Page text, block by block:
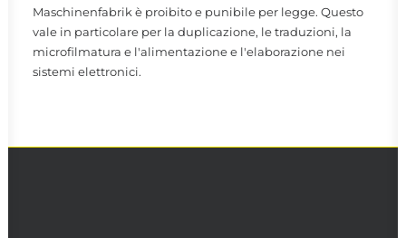
Maschinenfabrik è proibito e punibile per legge. Questo
vale in particolare per la duplicazione, le traduzioni, la
microfilmatura e l'alimentazione e l'elaborazione nei
sistemi elettronici.